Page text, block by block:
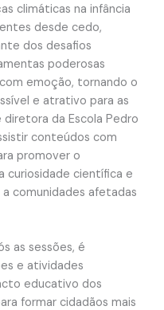
climáticas na infância
desde cedo,
dos desafios
poderosas
emoção, tornando o
e atrativo para as
diretora da Escola Pedro
conteúdos com
promover o
curiosidade científica e
comunidades afetadas
as sessões, é
e atividades
educativo dos
formar cidadãos mais